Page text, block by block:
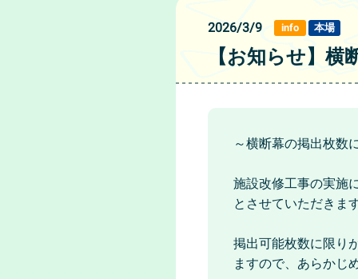
2026/3/9 info 本場
【お知らせ】
～横断幕の掲出枚数
施設改修工事の実施
とさせていただきま
掲出可能枚数に限り
ますので、あらかじ